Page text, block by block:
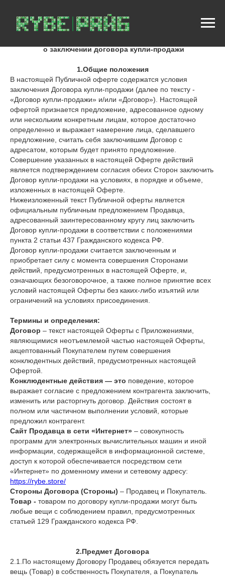
о заключении договора купли-продажи
1.Общие положения
В настоящей Публичной оферте содержатся условия
заключения Договора купли-продажи (далее по тексту -
«Договор купли-продажи» и/или «Договор»). Настоящей
офертой признается предложение, адресованное одному
или нескольким конкретным лицам, которое достаточно
определенно и выражает намерение лица, сделавшего
предложение, считать себя заключившим Договор с
адресатом, которым будет принято предложение.
Совершение указанных в настоящей Оферте действий
является подтверждением согласия обеих Сторон заключить
Договор купли-продажи на условиях, в порядке и объеме,
изложенных в настоящей Оферте.
Нижеизложенный текст Публичной оферты является
официальным публичным предложением Продавца,
адресованный заинтересованному кругу лиц заключить
Договор купли-продажи в соответствии с положениями
пункта 2 статьи 437 Гражданского кодекса РФ.
Договор купли-продажи считается заключенным и
приобретает силу с момента совершения Сторонами
действий, предусмотренных в настоящей Оферте, и,
означающих безоговорочное, а также полное принятие всех
условий настоящей Оферты без каких-либо изъятий или
ограничений на условиях присоединения.
Термины и определения:
Договор – текст настоящей Оферты с Приложениями,
являющимися неотъемлемой частью настоящей Оферты,
акцептованный Покупателем путем совершения
конклюдентных действий, предусмотренных настоящей
Офертой.
Конклюдентные действия — это поведение, которое
выражает согласие с предложением контрагента заключить,
изменить или расторгнуть договор. Действия состоят в
полном или частичном выполнении условий, которые
предложил контрагент.
Сайт Продавца в сети «Интернет» – совокупность
программ для электронных вычислительных машин и иной
информации, содержащейся в информационной системе,
доступ к которой обеспечивается посредством сети
«Интернет» по доменному имени и сетевому адресу:
https://rybe.store/
Стороны Договора (Стороны) – Продавец и Покупатель.
Товар - товаром по договору купли-продажи могут быть
любые вещи с соблюдением правил, предусмотренных
статьей 129 Гражданского кодекса РФ.
2.Предмет Договора
2.1.По настоящему Договору Продавец обязуется передать
вещь (Товар) в собственность Покупателя, а Покупатель